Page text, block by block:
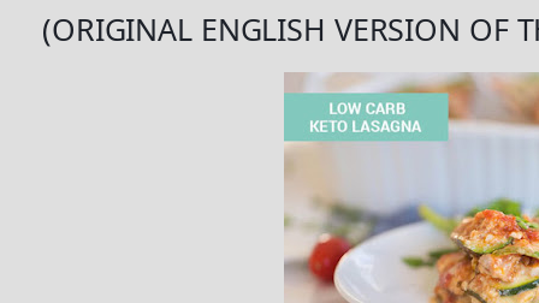
(ORIGINAL ENGLISH VERSION OF